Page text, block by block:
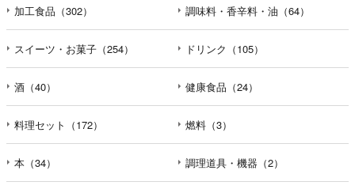
加工食品（302） 調味料・香辛料・油（64）
スイーツ・お菓子（254） ドリンク（105）
酒（40） 健康食品（24）
料理セット（172） 燃料（3）
本（34） 調理道具・機器（2）